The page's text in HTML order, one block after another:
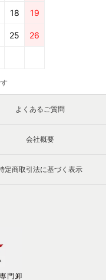
18 19
25 26
よくあるご質問
会社概要
定商取引法に基づく表示